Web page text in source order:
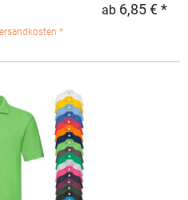
SA Drève Richelle 161
5 1410 Waterloo Belgien E-
ab 6,85 € *
*